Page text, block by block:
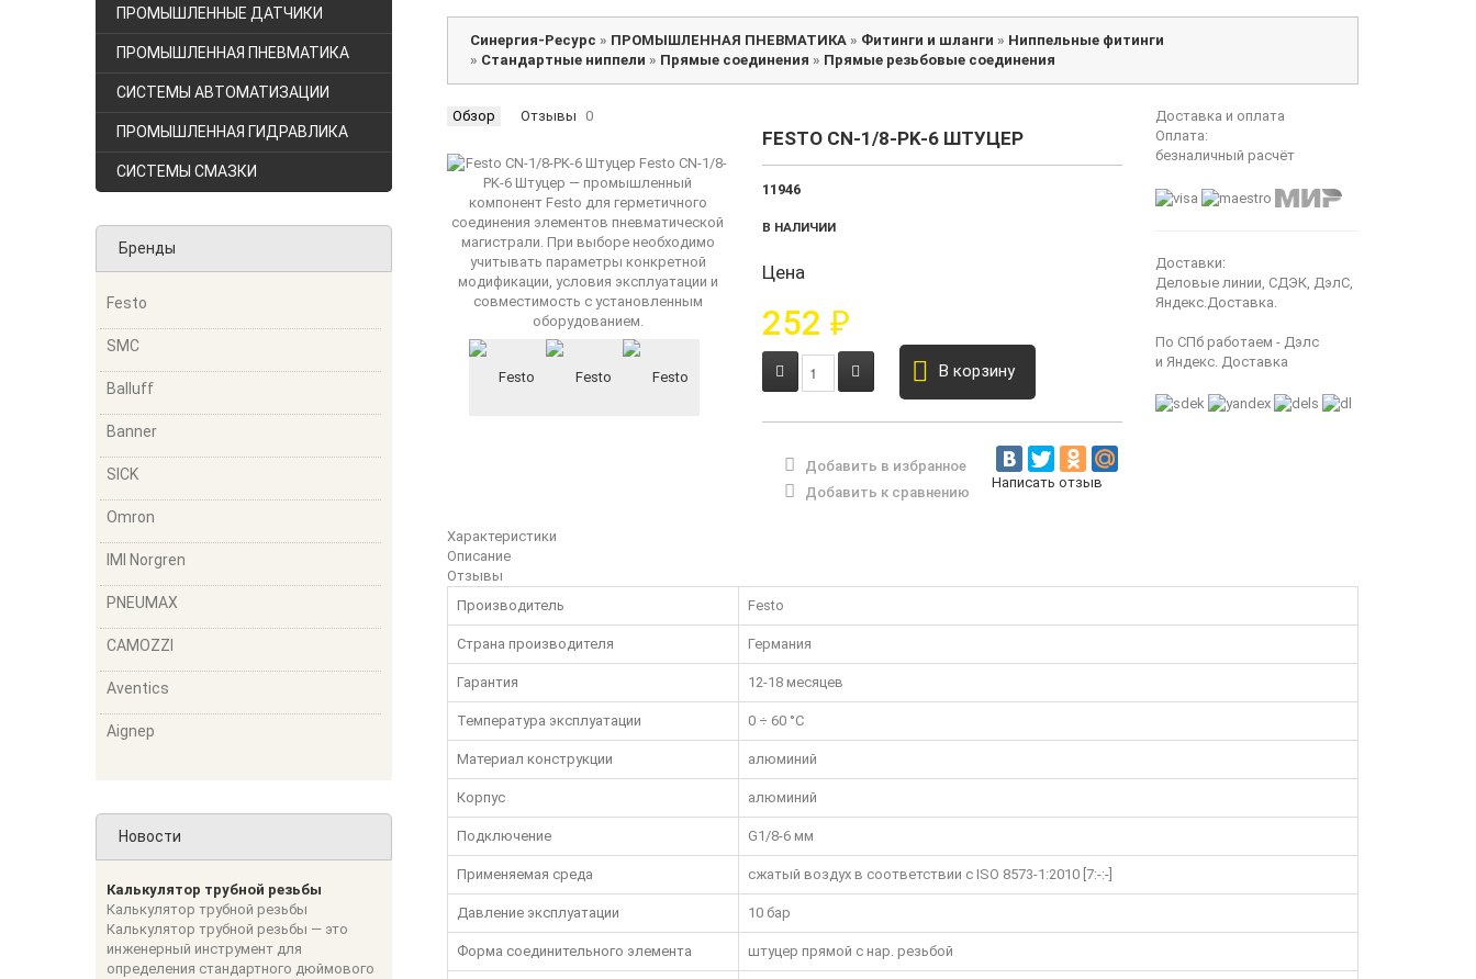
ПРОМЫШЛЕННЫЕ ДАТЧИКИ
ПРОМЫШЛЕННАЯ ПНЕВМАТИКА
СИСТЕМЫ АВТОМАТИЗАЦИИ
ПРОМЫШЛЕННАЯ ГИДРАВЛИКА
СИСТЕМЫ СМАЗКИ
Бренды
Festo
SMC
Balluff
Banner
SICK
Omron
IMI Norgren
PNEUMAX
CAMOZZI
Aventics
Aignep
Новости
Калькулятор трубной резьбы
Калькулятор трубной резьбы
Калькулятор трубной резьбы — это
инженерный инструмент для
определения стандартного дюймового
Синергия-Ресурс » ПРОМЫШЛЕННАЯ ПНЕВМАТИКА » Фитинги и шланги » Ниппельные фитинги
» Стандартные ниппели » Прямые соединения » Прямые резьбовые соединения
Обзор Отзывы 0
FESTO CN-1/8-PK-6 ШТУЦЕР
11946
В НАЛИЧИИ
Цена
252 ₽
В корзину
Добавить в избранное
Добавить к сравнению
Написать отзыв
Доставка и оплата
Оплата:
безналичный расчёт
Доставки:
Деловые линии, СДЭК, ДэлС,
Яндекс.Доставка.
По СПб работаем - Дэлс
и Яндекс. Доставка
Характеристики
Описание
Отзывы
Производитель
Festo
Страна производителя Германия
Гарантия 12-18 месяцев
Температура эксплуатации 0 ÷ 60 °C
Материал конструкции алюминий
Корпус алюминий
Подключение G1/8-6 мм
Применяемая среда сжатый воздух в соответствии с ISO 8573-1:2010 [7:-:-]
Давление эксплуатации 10 бар
Форма соединительного элемента штуцер прямой с нар. резьбой